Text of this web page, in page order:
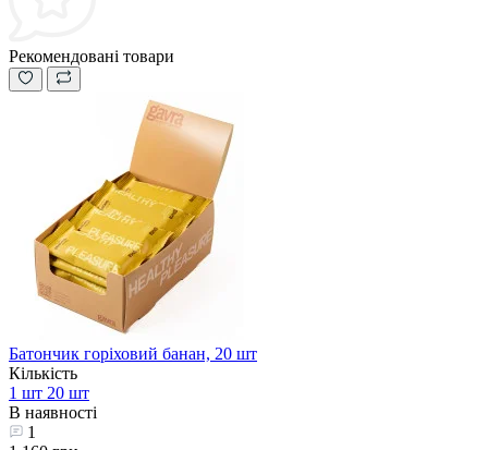
Рекомендовані товари
Батончик горіховий банан, 20 шт
Кількість
1 шт 20 шт
В наявності
1